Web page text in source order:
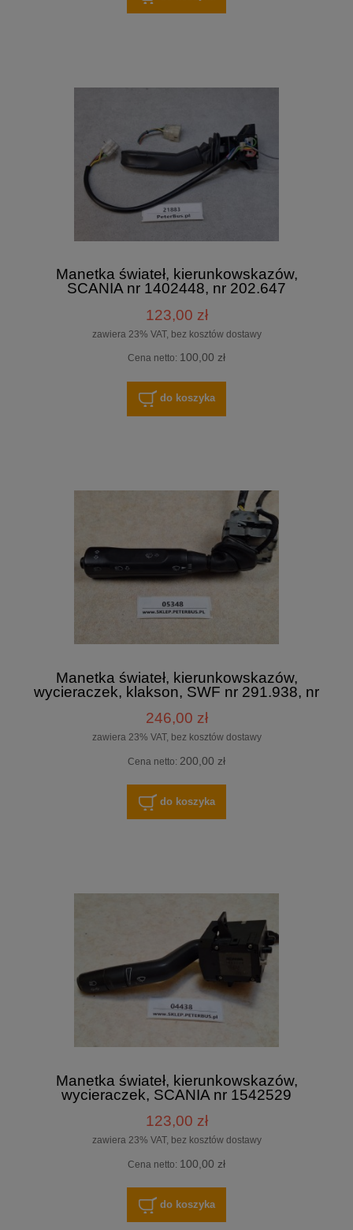
Manetka świateł, kierunkowskazów,
SCANIA nr 1402448, nr 202.647
123,00 zł
zawiera 23% VAT, bez kosztów dostawy
Cena netto: 100,00 zł
do koszyka
Manetka świateł, kierunkowskazów,
wycieraczek, klakson, SWF nr 291.938, nr
246,00 zł
zawiera 23% VAT, bez kosztów dostawy
Cena netto: 200,00 zł
do koszyka
Manetka świateł, kierunkowskazów,
wycieraczek, SCANIA nr 1542529
123,00 zł
zawiera 23% VAT, bez kosztów dostawy
Cena netto: 100,00 zł
do koszyka